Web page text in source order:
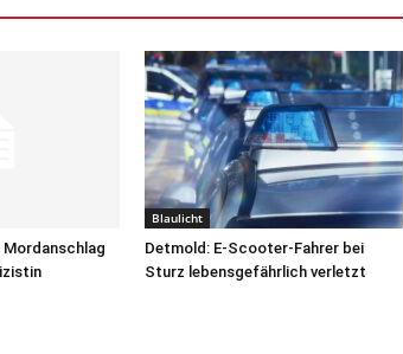
Blaulicht
Detmold: E-Scooter-Fahrer bei
Sturz lebensgefährlich verletzt